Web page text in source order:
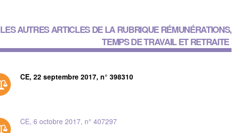
LES AUTRES ARTICLES DE LA RUBRIQUERÉMUNÉRATIONS,
TEMPS DE TRAVAIL ET RETRAITE
CE, 22 septembre 2017, n° 398310
CE, 6 octobre 2017, n° 407297